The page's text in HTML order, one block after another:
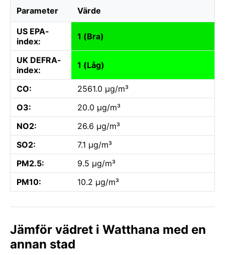
Parameter Värde
US EPA-
index:
1 (Bra)
UK DEFRA-
index:
1 (Låg)
CO:
2561.0 µg/m³
O3:
20.0 µg/m³
NO2:
26.6 µg/m³
SO2:
7.1 µg/m³
PM2.5:
9.5 µg/m³
PM10:
10.2 µg/m³
Jämför vädret i Watthana med en
annan stad